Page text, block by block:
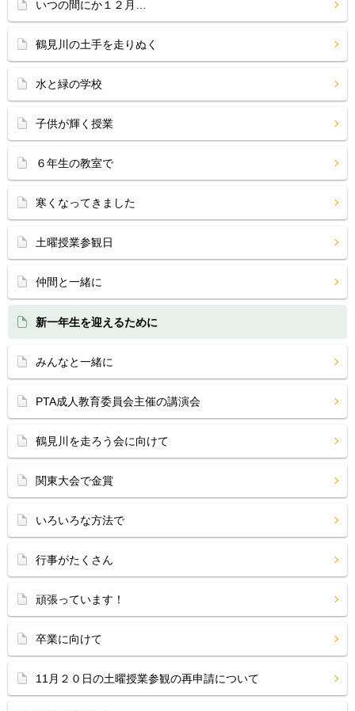
いつの間にか１２月…
鶴見川の土手を走りぬく
水と緑の学校
子供が輝く授業
６年生の教室で
寒くなってきました
土曜授業参観日
仲間と一緒に
新一年生を迎えるために
みんなと一緒に
PTA成人教育委員会主催の講演会
鶴見川を走ろう会に向けて
関東大会で金賞
いろいろな方法で
行事がたくさん
頑張っています！
卒業に向けて
11月２０日の土曜授業参観の再申請について